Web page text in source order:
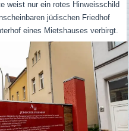
weist nur ein rotes Hinweisschild
jüdischen Friedhof
eines Mietshauses verbirgt.